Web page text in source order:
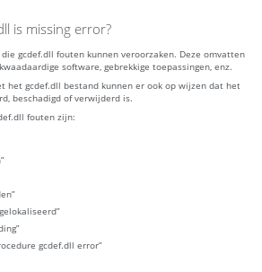
is missing error?
gcdef.dll fouten kunnen veroorzaken. Deze omvatten
software, gebrekkige toepassingen, enz.
het gcdef.dll bestand kunnen er ook op wijzen dat het
beschadigd of verwijderd is.
fouten zijn:
gcdef.dll error”